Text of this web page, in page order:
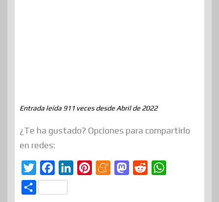
Entrada leída 911 veces desde Abril de 2022
¿Te ha gustado? Opciones para compartirlo
en redes:
w
a
c
M
M
C